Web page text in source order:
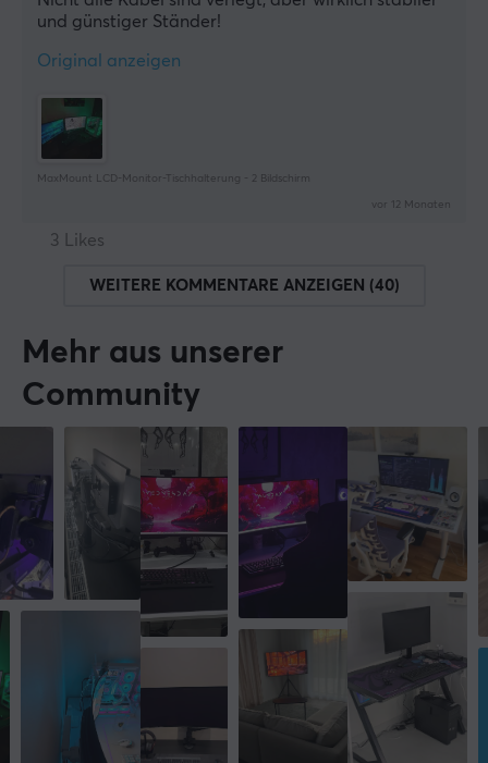
und günstiger Ständer!
Original anzeigen
MaxMount LCD-Monitor-Tischhalterung - 2 Bildschirm
vor 12 Monaten
3 Likes
WEITERE KOMMENTARE ANZEIGEN (40)
Mehr aus unserer
Community